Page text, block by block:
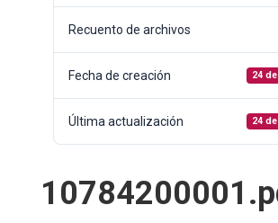
Recuento de archivos
Fecha de creación 24
Última actualización 24